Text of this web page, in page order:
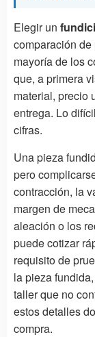
Elegir un
comparación
mayoría de los
que, a primera
material, precio
entrega. Lo
cifras.
Una pieza
pero
contracción, la
margen de
aleación o los
puede cotizar
requisito de
la pieza
taller que no
estos detalles
compra.